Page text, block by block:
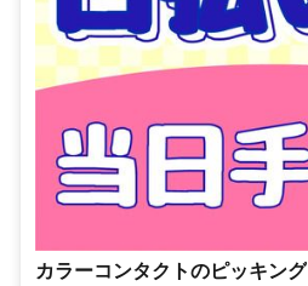
カラーコンタクトのピッキング